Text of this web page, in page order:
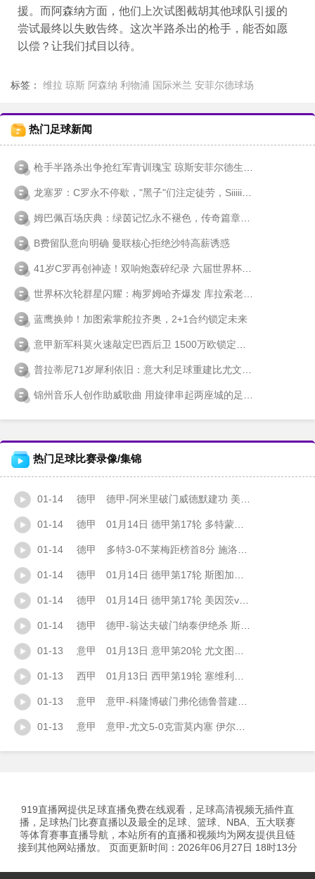
援。而阿森纳方面，他们上次试图截胡其他球队引援的
尝试最终以失败告终。这次半路杀出的枪手，能否如愿
以偿？让我们拭目以待。
标签： 维拉 琼斯 阿森纳 利物浦 国际米兰 安菲尔德球场
热门足球新闻
枪手半路杀出争抢红军青训瑰宝 琼斯安菲尔德生涯或将落幕
龙塞罗：C罗永不停歇，"黑子"们注定徒劳，Siiiiiiuuuuu！
姆巴佩百场庆典：绿茵记忆永不褪色，传奇篇章未完待续
B费留队意向明确 曼联核心拒绝沙特高薪诱惑
41岁C罗再创神迹！双响炮轰碎纪录 六届世界杯破门前无古人
世界杯次轮群星闪耀：梅罗姆哈齐爆发 库拉索老门神创纪录
蓝鹰换帅！加图索掌舵拉齐奥，2+1合约锁定未来
意甲新军科莫火速敲定巴西后卫 1500万欧锁定克鲁塞罗新星凯基
普拉蒂尼71岁犀利依旧：意大利足球重建比尤文更迫切
锦州音乐人创作助威歌曲 用旋律串起两座城的足球情缘
热门足球比赛录像/集锦
01-14 德甲 德甲-阿米里破门威德默建功 美因茨2-1海登海姆
01-14 德甲 01月14日 德甲第17轮 多特蒙德vs不莱梅 全场录像
01-14 德甲 多特3-0不莱梅距榜首8分 施洛特贝克头球破门萨比策吉拉西建功
01-14 德甲 01月14日 德甲第17轮 斯图加特vs法兰克福 全场录像
01-14 德甲 01月14日 德甲第17轮 美因茨vs海登海姆 全场录像
01-14 德甲 德甲-翁达夫破门纳泰伊绝杀 斯图加特3-2法兰克福
01-13 意甲 01月13日 意甲第20轮 尤文图斯vs克雷莫内塞 全场录像
01-13 西甲 01月13日 西甲第19轮 塞维利亚vs塞尔塔 全场录像
01-13 意甲 意甲-科隆博破门弗伦德鲁普建功 热那亚3-0完胜卡利亚里
01-13 意甲 意甲-尤文5-0克雷莫内塞 伊尔迪兹、戴维破门麦肯尼造乌龙+建功
919直播网提供足球直播免费在线观看，足球高清视频无插件直
播，足球热门比赛直播以及最全的足球、篮球、NBA、五大联赛
等体育赛事直播导航，本站所有的直播和视频均为网友提供且链
接到其他网站播放。 页面更新时间：2026年06月27日 18时13分